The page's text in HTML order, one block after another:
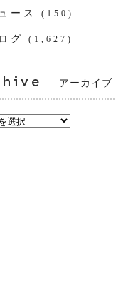
ース (150)
グ (1,627)
アーカイブ